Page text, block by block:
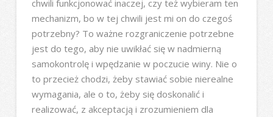
chwili funkcjonować inaczej, czy też wybieram ten
mechanizm, bo w tej chwili jest mi on do czegoś
potrzebny? To ważne rozgraniczenie potrzebne
jest do tego, aby nie uwikłać się w nadmierną
samokontrolę i wpędzanie w poczucie winy. Nie o
to przecież chodzi, żeby stawiać sobie nierealne
wymagania, ale o to, żeby się doskonalić i
realizować, z akceptacją i zrozumieniem dla